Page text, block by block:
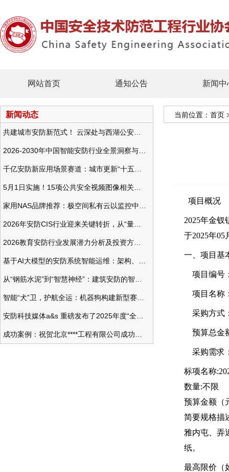
网站首页 通知公告 新闻中
新闻动态 当前位置： 首页
项
2025年金
于2025
一、项目基
项目编号
项目名称
采购方式
预算总金
采购需求
标项名称
数量:不限
预算金额（
简要规格描
雅内屯、弄
纸。
最高限价（